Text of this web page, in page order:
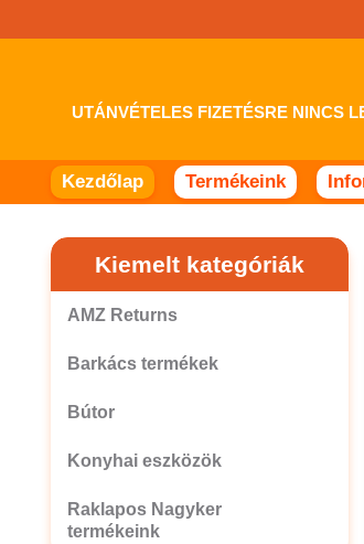
a
UTÁNVÉTELES FIZETÉSRE
Kezdőlap Termékeink
Kiemelt kategóriák
AMZ Returns
Barkács termékek
Bútor
Konyhai eszközök
Raklapos Nagyker
termékeink